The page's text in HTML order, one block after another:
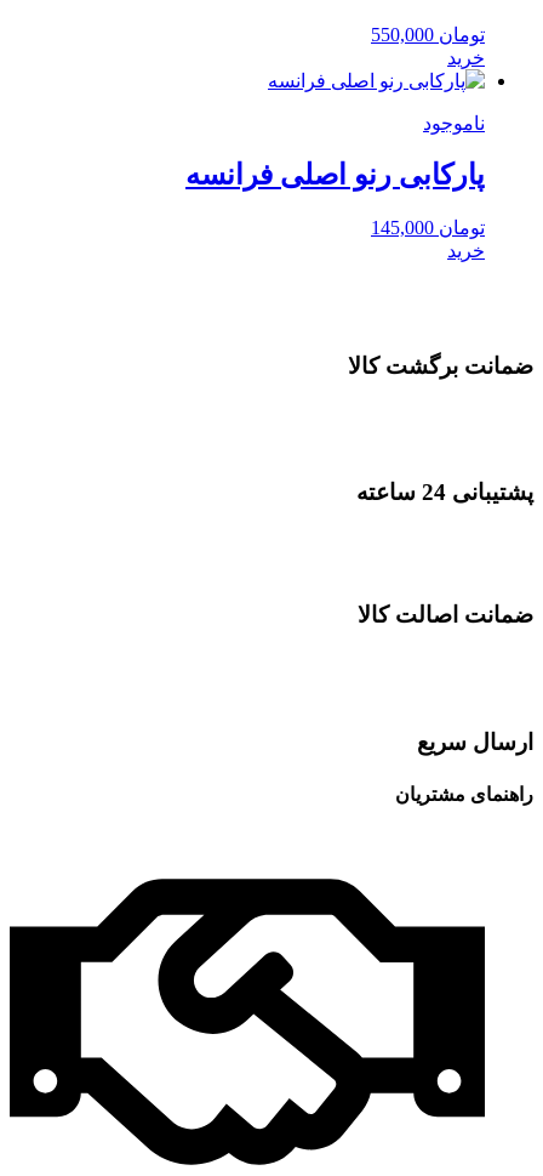
تومان
خرید
ناموجود
پارکابی رنو اصلی فرانسه
تومان
خرید
ضمانت برگشت کالا
پشتیبانی 24 ساعته
ضمانت اصالت کالا
ارسال سریع
راهنمای مشتریان